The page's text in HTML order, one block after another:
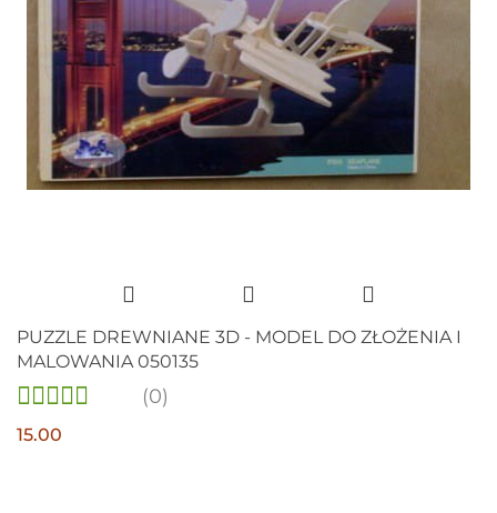
PUZZLE DREWNIANE 3D - MODEL DO ZŁOŻENIA I
MALOWANIA 050135
(0)
15.00